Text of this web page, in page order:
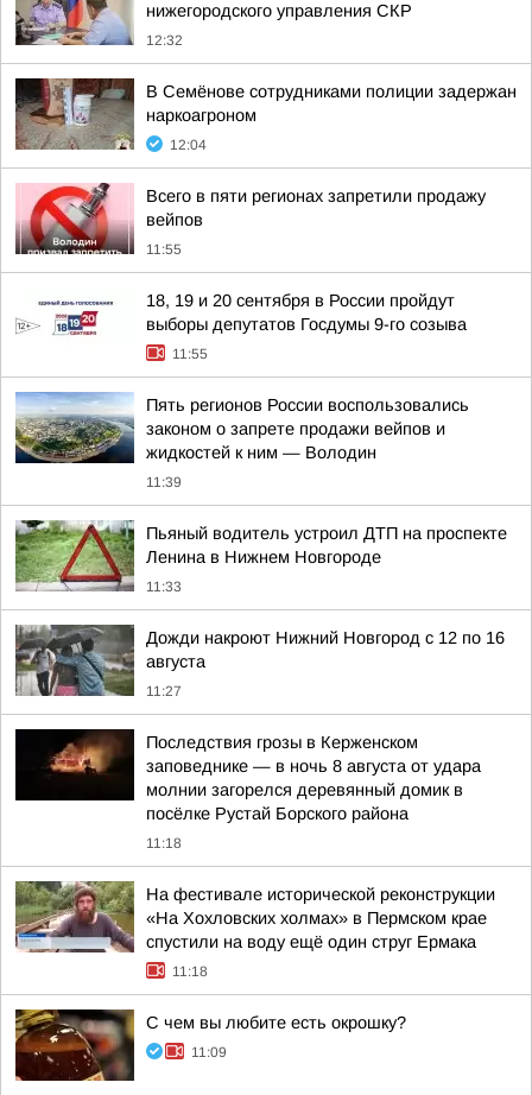
нижегородского управления СКР
12:32
В Семёнове сотрудниками полиции задержан
наркоагроном
12:04
Всего в пяти регионах запретили продажу
вейпов
11:55
18, 19 и 20 сентября в России пройдут
выборы депутатов Госдумы 9-го созыва
11:55
Пять регионов России воспользовались
законом о запрете продажи вейпов и
жидкостей к ним — Володин
11:39
Пьяный водитель устроил ДТП на проспекте
Ленина в Нижнем Новгороде
11:33
Дожди накроют Нижний Новгород с 12 по 16
августа
11:27
Последствия грозы в Керженском
заповеднике — в ночь 8 августа от удара
молнии загорелся деревянный домик в
посёлке Рустай Борского района
11:18
На фестивале исторической реконструкции
«На Хохловских холмах» в Пермском крае
спустили на воду ещё один струг Ермака
11:18
С чем вы любите есть окрошку?
11:09